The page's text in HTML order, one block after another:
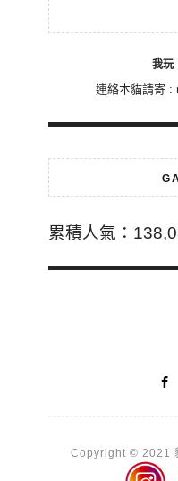
我玩
連絡本貓請寄 :
累積人氣：
Copyright © 2021